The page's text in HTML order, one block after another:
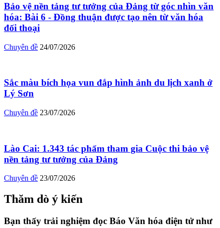
Bảo vệ nền tảng tư tưởng của Đảng từ góc nhìn văn
hóa: Bài 6 - Đồng thuận được tạo nên từ văn hóa
đối thoại
Chuyên đề 24/07/2026
Sắc màu bích họa vun đắp hình ảnh du lịch xanh ở
Lý Sơn
Chuyên đề 23/07/2026
Lào Cai: 1.343 tác phẩm tham gia Cuộc thi bảo vệ
nền tảng tư tưởng của Đảng
Chuyên đề 23/07/2026
Thăm dò ý kiến
Bạn thấy trải nghiệm đọc Báo Văn hóa điện tử như